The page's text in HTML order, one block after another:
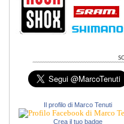
Il profilo di Marco Tenuti
Crea il tuo badge